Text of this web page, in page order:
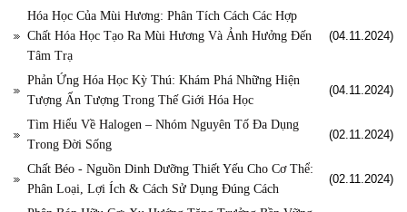
Hóa Học Của Mùi Hương: Phân Tích Cách Các Hợp
Chất Hóa Học Tạo Ra Mùi Hương Và Ảnh Hưởng Đến
Tâm Trạ
(04.11.2024)
Phản Ứng Hóa Học Kỳ Thú: Khám Phá Những Hiện
Tượng Ấn Tượng Trong Thế Giới Hóa Học
(04.11.2024)
Tìm Hiểu Về Halogen – Nhóm Nguyên Tố Đa Dụng
Trong Đời Sống
(02.11.2024)
Chất Béo - Nguồn Dinh Dưỡng Thiết Yếu Cho Cơ Thể:
Phân Loại, Lợi Ích & Cách Sử Dụng Đúng Cách
(02.11.2024)